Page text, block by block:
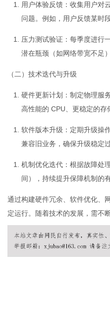
用户体验反馈 ：收集用户对
问题。例如，用户反馈某时
压力测试验证 ：每季度进行
潜在瓶颈（如网络带宽不足
（二）技术迭代与升级
硬件更新计划 ：制定物理服
高性能的 CPU、更稳定的存
软件版本升级 ：定期升级操
兼容旧业务，确保升级稳定过
机制优化迭代 ：根据故障处
间），持续提升保障机制的有
通过构建硬件冗余、软件优化、
定运行。随着技术的发展，需不